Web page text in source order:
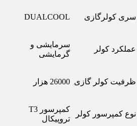
سری کولرگازی DUALCOOL
عملکرد کولر
سرمایشی و
گرمایشی
ظرفیت کولر گازی 26000 هزار
نوع کمپرسور کولر
کمپرسور T3
تروپیکال